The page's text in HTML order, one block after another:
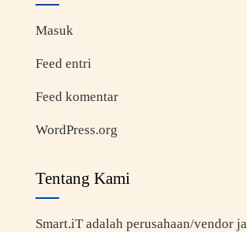
Masuk
Feed entri
Feed komentar
WordPress.org
Tentang Kami
Smart.iT adalah perusahaan/vendor